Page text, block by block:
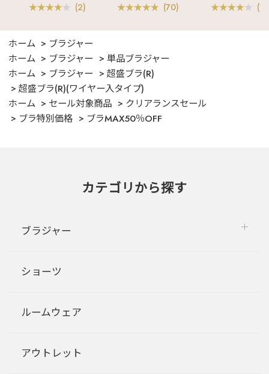
(2) (70) (1)
ホーム
ブラジャー
ホーム
ブラジャー
単品ブラジャー
ホーム
ブラジャー
超盛ブラ(R)
超盛ブラ(R)(ワイヤー入タイプ)
ホーム
セール対象商品
クリアランスセール
ブラ特別価格
ブラMAX50％OFF
カテゴリから探す
ブラジャー
ショーツ
ルームウェア
アウトレット